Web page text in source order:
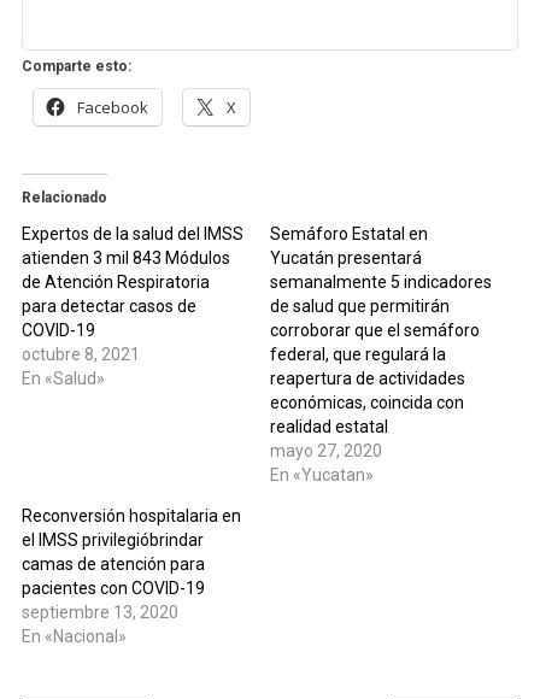
Comparte esto:
Facebook X
Relacionado
Expertos de la salud del IMSS
atienden 3 mil 843 Módulos
de Atención Respiratoria
para detectar casos de
COVID-19
octubre 8, 2021
En «Salud»
Semáforo Estatal en
Yucatán presentará
semanalmente 5 indicadores
de salud que permitirán
corroborar que el semáforo
federal, que regulará la
reapertura de actividades
económicas, coincida con
realidad estatal
mayo 27, 2020
En «Yucatan»
Reconversión hospitalaria en
el IMSS privilegióbrindar
camas de atención para
pacientes con COVID-19
septiembre 13, 2020
En «Nacional»